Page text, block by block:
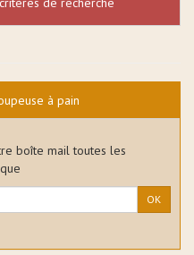
à pain
boîte mail toutes les
OK